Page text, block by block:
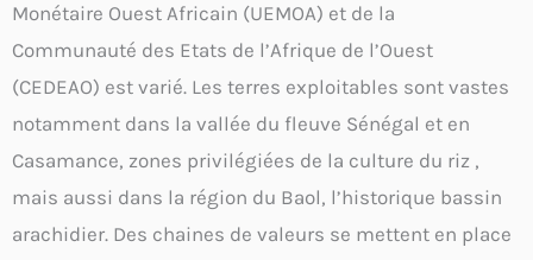
Monétaire Ouest Africain (UEMOA) et de la
Communauté des Etats de l’Afrique de l’Ouest
(CEDEAO) est varié. Les terres exploitables sont vastes
notamment dans la vallée du fleuve Sénégal et en
Casamance, zones privilégiées de la culture du riz ,
mais aussi dans la région du Baol, l’historique bassin
arachidier. Des chaines de valeurs se mettent en place